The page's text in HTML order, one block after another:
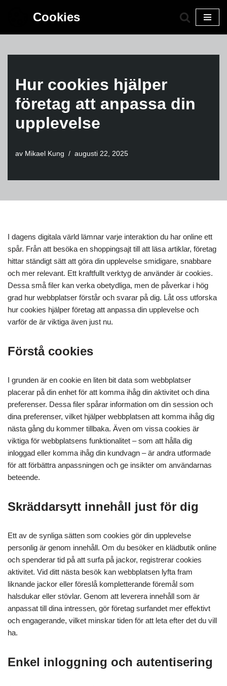
Cookies
Hur cookies hjälper
företag att anpassa din
upplevelse
av Mikael Kung augusti 22, 2025
I dagens digitala värld lämnar varje interaktion du har online ett
spår. Från att besöka en shoppingsajt till att läsa artiklar, företag
hittar ständigt sätt att göra din upplevelse smidigare, snabbare
och mer relevant. Ett kraftfullt verktyg de använder är cookies.
Dessa små filer kan verka obetydliga, men de påverkar i hög
grad hur webbplatser förstår och svarar på dig. Låt oss utforska
hur cookies hjälper företag att anpassa din upplevelse och
varför de är viktiga även just nu.
Förstå cookies
I grunden är en cookie en liten bit data som webbplatser
placerar på din enhet för att komma ihåg din aktivitet och dina
preferenser. Dessa filer spårar information om din session och
dina preferenser, vilket hjälper webbplatsen att komma ihåg dig
nästa gång du kommer tillbaka. Även om vissa cookies är
viktiga för webbplatsens funktionalitet – som att hålla dig
inloggad eller komma ihåg din kundvagn – är andra utformade
för att förbättra anpassningen och ge insikter om användarnas
beteende.
Skräddarsytt innehåll just för dig
Ett av de synliga sätten som cookies gör din upplevelse
personlig är genom innehåll. Om du besöker en klädbutik online
och spenderar tid på att surfa på jackor, registrerar cookies
aktivitet. Vid ditt nästa besök kan webbplatsen lyfta fram
liknande jackor eller föreslå kompletterande föremål som
halsdukar eller stövlar. Genom att leverera innehåll som är
anpassat till dina intressen, gör företag surfandet mer effektivt
och engagerande, vilket minskar tiden för att leta efter det du vill
ha.
Enkel inloggning och autentisering